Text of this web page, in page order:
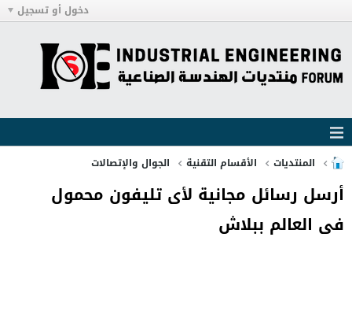
دخول أو تسجيل
المنتديات الأقسام التقنية الجوال والإتصالات
أرسل رسائل مجانية لأى تليفون محمول
فى العالم ببلاش